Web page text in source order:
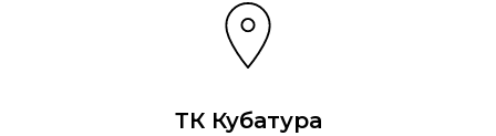
ТК Кубатура